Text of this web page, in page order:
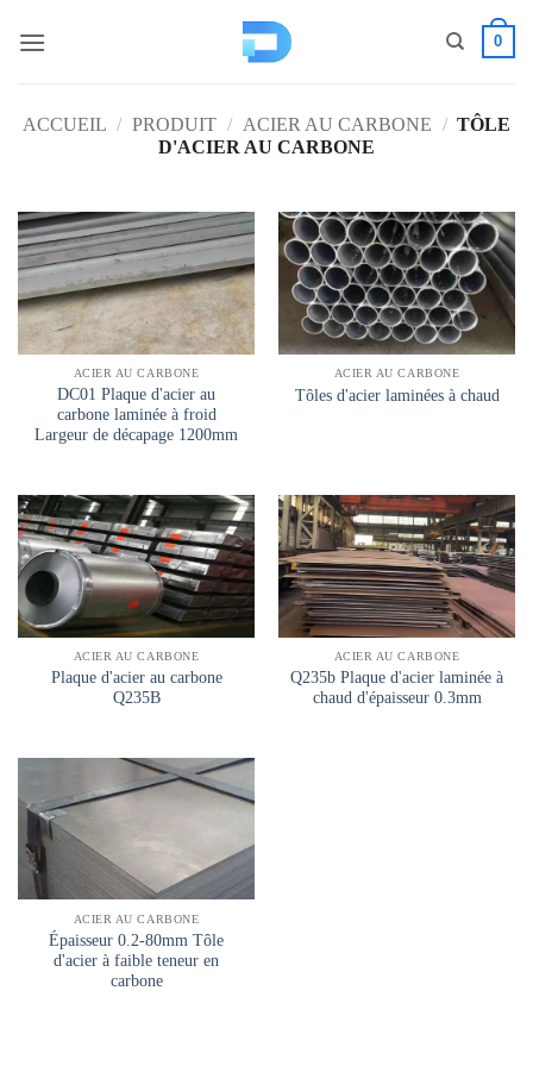
0
ACCUEIL / PRODUIT / ACIER AU CARBONE / TÔLE
D'ACIER AU CARBONE
ACIER AU CARBONE
DC01 Plaque d'acier au
carbone laminée à froid
Largeur de décapage 1200mm
ACIER AU CARBONE
Tôles d'acier laminées à chaud
ACIER AU CARBONE
Plaque d'acier au carbone
Q235B
ACIER AU CARBONE
Q235b Plaque d'acier laminée à
chaud d'épaisseur 0.3mm
ACIER AU CARBONE
Épaisseur 0.2-80mm Tôle
d'acier à faible teneur en
carbone